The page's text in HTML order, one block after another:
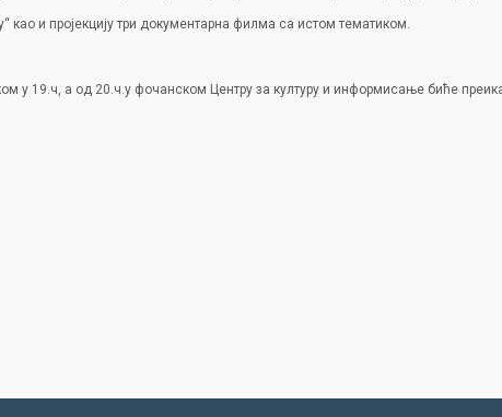
као и пројекцију три документарна филма са истом тематиком.
у 19.ч, а од 20.ч.у фочанском Центру за културу и информисање биће